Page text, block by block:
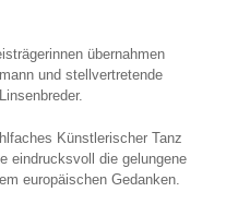
übernahmen
und stellvertretende
Künstlerischer Tanz
eindrucksvoll die gelungene
europäischen Gedanken.